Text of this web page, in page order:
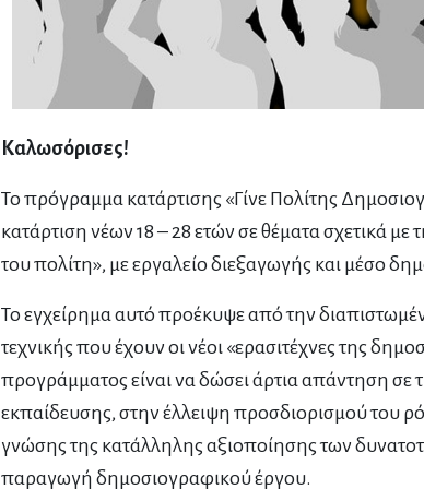
Καλωσόρισες!
Το πρόγραμμα κατάρτισης «Γίνε Πολίτης
κατάρτιση νέων 18 – 28 ετών σε θέματα σχετικά
του πολίτη», με εργαλείο διεξαγωγής και μέσο
Το εγχείρημα αυτό προέκυψε από την
τεχνικής που έχουν οι νέοι «ερασιτέχνες της
προγράμματος είναι να δώσει άρτια απάντηση σε
εκπαίδευσης, στην έλλειψη προσδιορισμού του
γνώσης της κατάλληλης αξιοποίησης των
παραγωγή δημοσιογραφικού έργου.